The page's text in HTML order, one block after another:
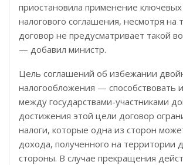
приостановила применение
налогового соглашения, несмотря на
договор не предусматривает такой
— добавил министр.
Цель соглашений об избежании
налогообложения — способствовать
между государствами-участниками
достижения этой цели договор
налоги, которые одна из сторон
дохода, полученного на территории
стороны. В случае прекращения